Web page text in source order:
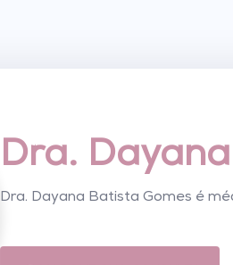
Dra.
Dra. Dayana Batista Gomes é